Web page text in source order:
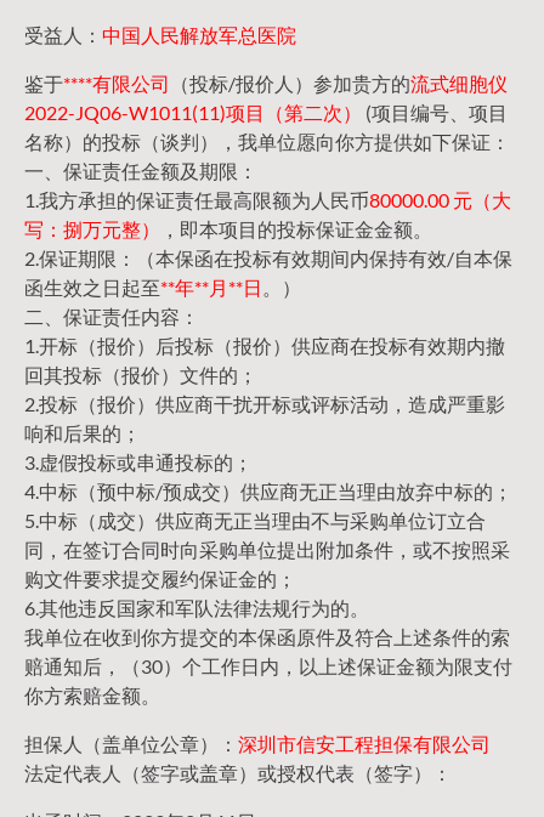
受益人： 中国人民解放军总医院
鉴于****有限公司 （投标/报价人）参加贵方的流式细胞仪
2022-JQ06-W1011(11)项目（第二次）
(项目编号、项目
名称）的投标（谈判），我单位愿向你方提供如下保证：
一、保证责任金额及期限：
1.我方承担的保证责任最高限额为人民币80000.00 元（大
写：捌万元整）
，即本项目的投标保证金金额。
2.保证期限：（本保函在投标有效期间内保持有效/自本保
函生效之日起至**年**月**日 。）
二、保证责任内容：
1.开标（报价）后投标（报价）供应商在投标有效期内撤
回其投标（报价）文件的；
2.投标（报价）供应商干扰开标或评标活动，造成严重影
响和后果的；
3.虚假投标或串通投标的；
4.中标（预中标/预成交）供应商无正当理由放弃中标的；
5.中标（成交）供应商无正当理由不与采购单位订立合
同，在签订合同时向采购单位提出附加条件，或不按照采
购文件要求提交履约保证金的；
6.其他违反国家和军队法律法规行为的。
我单位在收到你方提交的本保函原件及符合上述条件的索
赔通知后，（30）个工作日内，以上述保证金额为限支付
你方索赔金额。
担保人（盖单位公章）： 深圳市信安工程担保有限公司
法定代表人（签字或盖章）或授权代表（签字）：